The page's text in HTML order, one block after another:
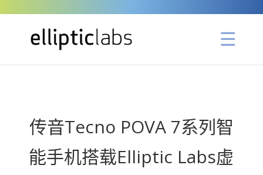
传音Tecno POVA 7系列智
能手机搭载Elliptic Labs虚